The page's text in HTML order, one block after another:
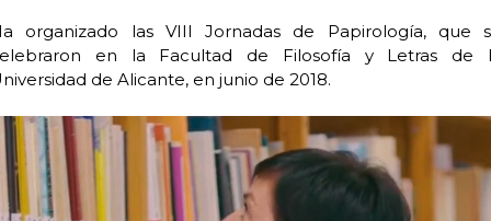
organizado las VIII Jornadas de Papirología, que
en la Facultad de Filosofía y Letras de
de Alicante, en junio de 2018.